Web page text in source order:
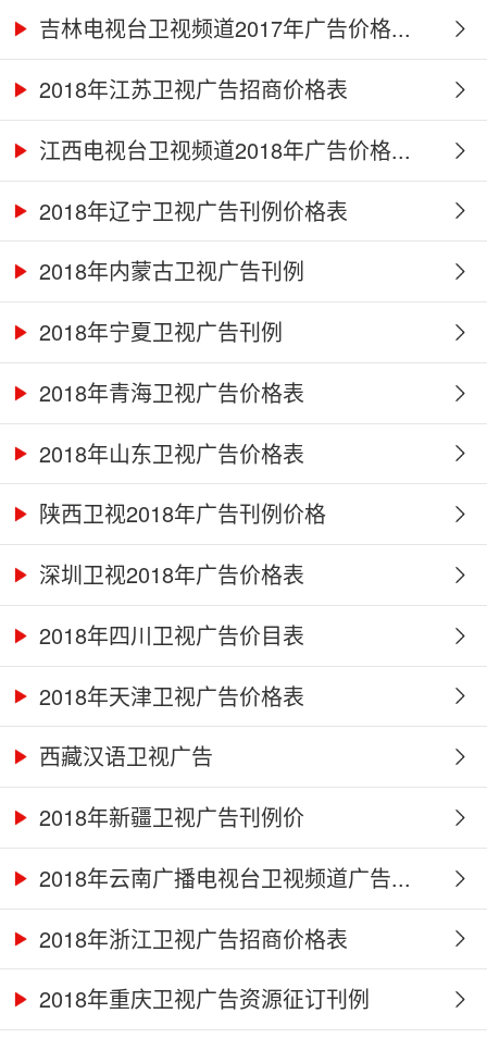
吉林电视台卫视频道2017年广告价格...
2018年江苏卫视广告招商价格表
江西电视台卫视频道2018年广告价格...
2018年辽宁卫视广告刊例价格表
2018年内蒙古卫视广告刊例
2018年宁夏卫视广告刊例
2018年青海卫视广告价格表
2018年山东卫视广告价格表
陕西卫视2018年广告刊例价格
深圳卫视2018年广告价格表
2018年四川卫视广告价目表
2018年天津卫视广告价格表
西藏汉语卫视广告
2018年新疆卫视广告刊例价
2018年云南广播电视台卫视频道广告...
2018年浙江卫视广告招商价格表
2018年重庆卫视广告资源征订刊例